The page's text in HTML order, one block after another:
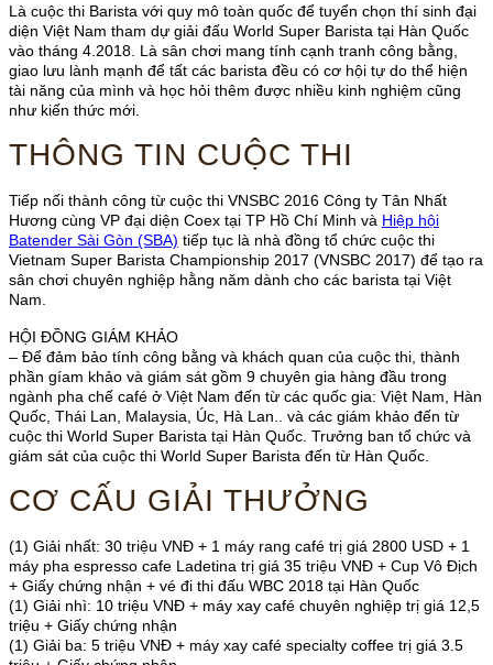
Là cuộc thi Barista với quy mô toàn quốc để tuyển chọn thí sinh đại
diện Việt Nam tham dự giải đấu World Super Barista tại Hàn Quốc
vào tháng 4.2018. Là sân chơi mang tính cạnh tranh công bằng,
giao lưu lành mạnh để tất các barista đều có cơ hội tự do thể hiện
tài năng của mình và học hỏi thêm được nhiều kinh nghiệm cũng
như kiến thức mới.
THÔNG TIN CUỘC THI
Tiếp nối thành công từ cuộc thi VNSBC 2016 Công ty Tân Nhất
Hương cùng VP đại diện Coex tại TP Hồ Chí Minh và Hiệp hội
Batender Sài Gòn (SBA) tiếp tục là nhà đồng tổ chức cuộc thi
Vietnam Super Barista Championship 2017 (VNSBC 2017) để tạo ra
sân chơi chuyên nghiệp hằng năm dành cho các barista tại Việt
Nam.
HỘI ĐỒNG GIÁM KHẢO
– Để đảm bảo tính công bằng và khách quan của cuộc thi, thành
phần gíam khảo và giám sát gồm 9 chuyên gia hàng đầu trong
ngành pha chế café ở Việt Nam đến từ các quốc gia: Việt Nam, Hàn
Quốc, Thái Lan, Malaysia, Úc, Hà Lan.. và các giám khảo đến từ
cuộc thi World Super Barista tại Hàn Quốc. Trưởng ban tổ chức và
giám sát của cuộc thi World Super Barista đến từ Hàn Quốc.
CƠ CẤU GIẢI THƯỞNG
(1) Giải nhất: 30 triệu VNĐ + 1 máy rang café trị giá 2800 USD + 1
máy pha espresso cafe Ladetina trị giá 35 triệu VNĐ + Cup Vô Địch
+ Giấy chứng nhận + vé đi thi đấu WBC 2018 tại Hàn Quốc
(1) Giải nhì: 10 triệu VNĐ + máy xay café chuyên nghiệp trị giá 12,5
triệu + Giấy chứng nhận
(1) Giải ba: 5 triệu VNĐ + máy xay café specialty coffee trị giá 3.5